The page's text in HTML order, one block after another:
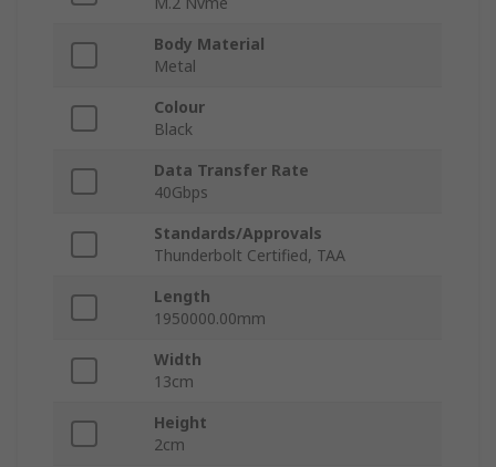
Body Material
Metal
Colour
Black
Data Transfer Rate
40Gbps
Standards/Approvals
Thunderbolt Certified, TAA
Length
1950000.00mm
Width
13cm
Height
2cm